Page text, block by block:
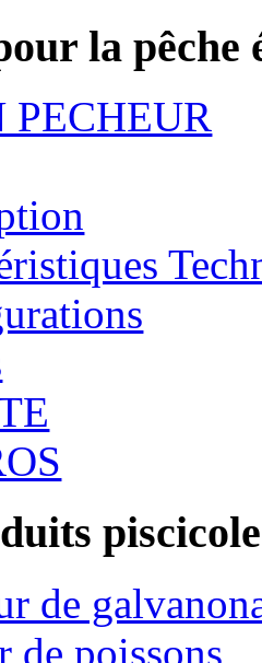
la pêche
de
de poissons